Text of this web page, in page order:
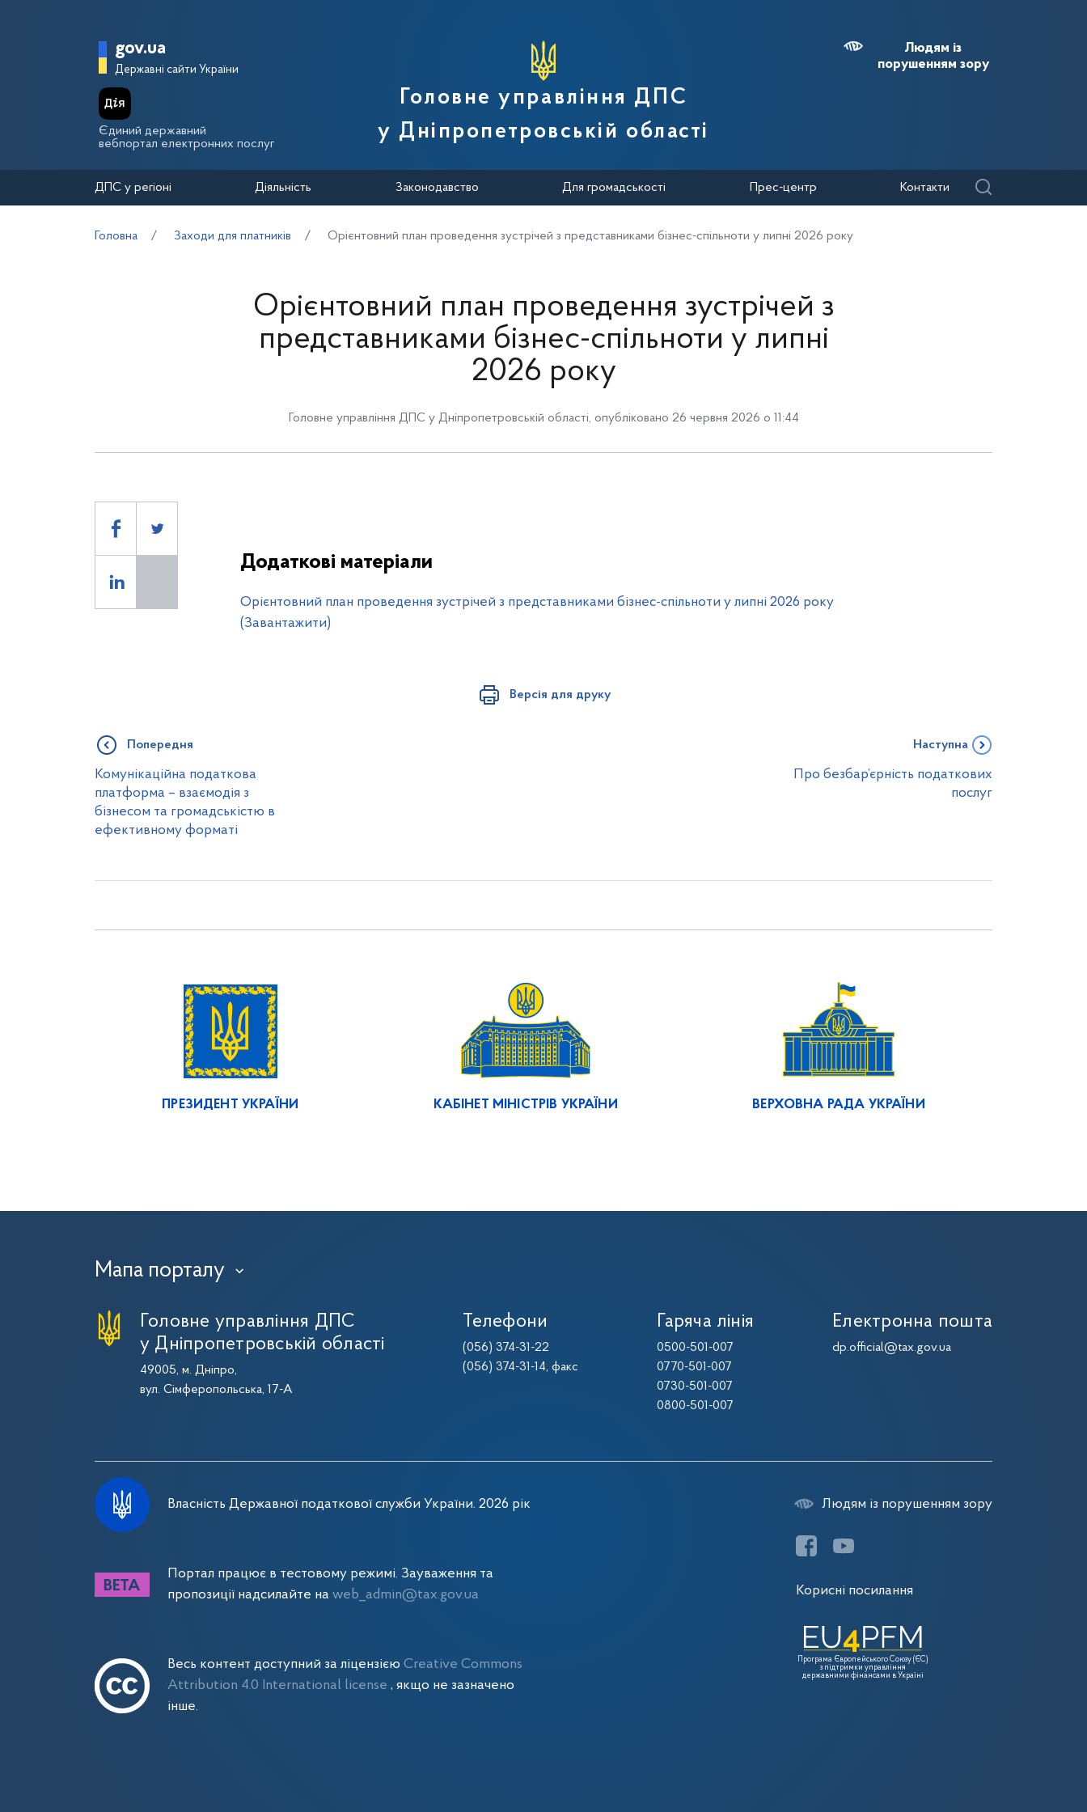
Головна сторінка Державної податкової служби України
gov.ua
Державні сайти України
Єдиний державний
вебпортал електронних послуг
Головне управління ДПС
у Дніпропетровській області
Людям із
порушенням зору
ДПС у регіоні Діяльність Законодавство Для громадськості Прес-центр Контакти
Головна Заходи для платників Орієнтовний план проведення зустрічей з представниками бізнес-спільноти у липні 2026 року
Орієнтовний план проведення зустрічей з
представниками бізнес-спільноти у липні
2026 року
Головне управління ДПС у Дніпропетровській області, опубліковано 26 червня 2026 о 11:44
Додаткові матеріали
Орієнтовний план проведення зустрічей з представниками бізнес-спільноти у липні 2026 року
(Завантажити)
Версія для друку
Попередня
Комунікаційна податкова
платформа – взаємодія з
бізнесом та громадськістю в
ефективному форматі
Наступна
Про безбар’єрність податкових
послуг
ПРЕЗИДЕНТ УКРАЇНИ КАБІНЕТ МІНІСТРІВ УКРАЇНИ ВЕРХОВНА РАДА УКРАЇНИ
Мапа порталу ›
Головне управління ДПС
у Дніпропетровській області
49005, м. Дніпро,
вул. Сімферопольська, 17-А
Телефони
(056) 374-31-22
(056) 374-31-14, факс
Гаряча лінія
0500-501-007
0770-501-007
0730-501-007
0800-501-007
Електронна пошта
dp.official@tax.gov.ua
Власність Державної податкової служби України. 2026 рік
Портал працює в тестовому режимі. Зауваження та
пропозиції надсилайте на web_admin@tax.gov.ua
Весь контент доступний за ліцензією Creative Commons
Attribution 4.0 International license , якщо не зазначено
інше.
Людям із порушенням зору
Корисні посилання
Програма Європейського Союзу (ЄС)
з підтримки управління
державними фінансами в Україні